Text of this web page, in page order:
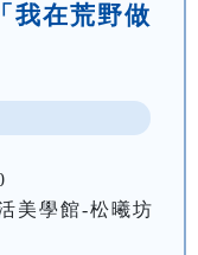
我在荒野做
美學館-松曦坊